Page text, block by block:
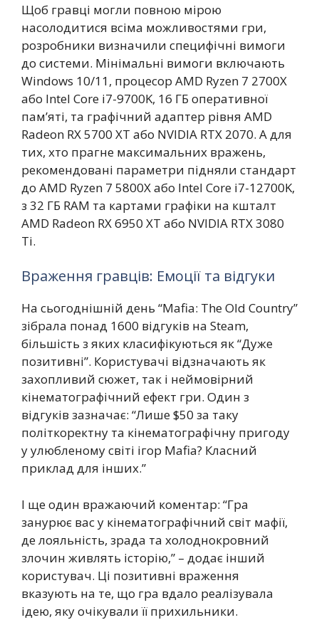
Щоб гравці могли повною мірою
насолодитися всіма можливостями гри,
розробники визначили специфічні вимоги
до системи. Мінімальні вимоги включають
Windows 10/11, процесор AMD Ryzen 7 2700X
або Intel Core i7-9700K, 16 ГБ оперативної
пам’яті, та графічний адаптер рівня AMD
Radeon RX 5700 XT або NVIDIA RTX 2070. А для
тих, хто прагне максимальних вражень,
рекомендовані параметри підняли стандарт
до AMD Ryzen 7 5800X або Intel Core i7-12700K,
з 32 ГБ RAM та картами графіки на кшталт
AMD Radeon RX 6950 XT або NVIDIA RTX 3080
Ti.
Враження гравців: Емоції та відгуки
На сьогоднішній день “Mafia: The Old Country”
зібрала понад 1600 відгуків на Steam,
більшість з яких класифікуються як “Дуже
позитивні”. Користувачі відзначають як
захопливий сюжет, так і неймовірний
кінематографічний ефект гри. Один з
відгуків зазначає: “Лише $50 за таку
політкоректну та кінематографічну пригоду
у улюбленому світі ігор Mafia? Класний
приклад для інших.”
І ще один вражаючий коментар: “Гра
занурює вас у кінематографічний світ мафії,
де лояльність, зрада та холоднокровний
злочин живлять історію,” – додає інший
користувач. Ці позитивні враження
вказують на те, що гра вдало реалізувала
ідею, яку очікували її прихильники.